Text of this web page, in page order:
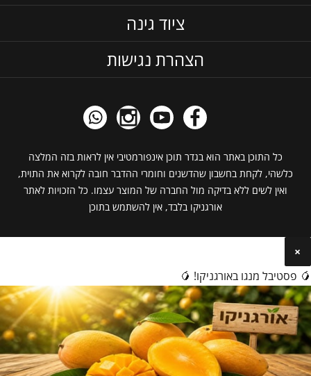
ציוד גינה
הצהרת נגישות
כל התוכן באתר הוא בגדר תוכן אינפורמטיבי אין לראות בזה המלצה
כלשהי, לקחת בחשבון שהדשנים וחומרי ההדבר חובה לקרוא את התוית,
ואין לשים ללא בדיקה מול החברה של המוצר עצמו. כל הזכויות לאתר
אורגניקו בלבד, אין להשתמש בתוכן
×
🥭 פסטיבל מנגו באורגניקו! 🥭